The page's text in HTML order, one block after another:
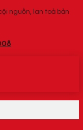
nguồn, lan toả bản